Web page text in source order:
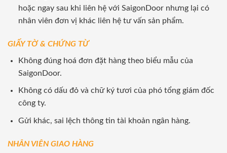
hoặc ngay sau khi liên hệ với SaigonDoor nhưng lại có
nhân viên đơn vị khác liên hệ tư vấn sản phẩm.
GIẤY TỜ & CHỨNG TỪ
Không đúng hoá đơn đặt hàng theo biểu mẫu của
SaigonDoor.
Không có dấu đỏ và chữ ký tươi của phó tổng giám đốc
công ty.
Gửi khác, sai lệch thông tin tài khoản ngân hàng.
NHÂN VIÊN GIAO HÀNG